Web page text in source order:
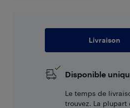
Livraison
Disponible
Le temps de
trouvez. La